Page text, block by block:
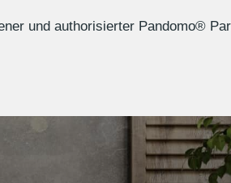
und authorisierter Pandomo®